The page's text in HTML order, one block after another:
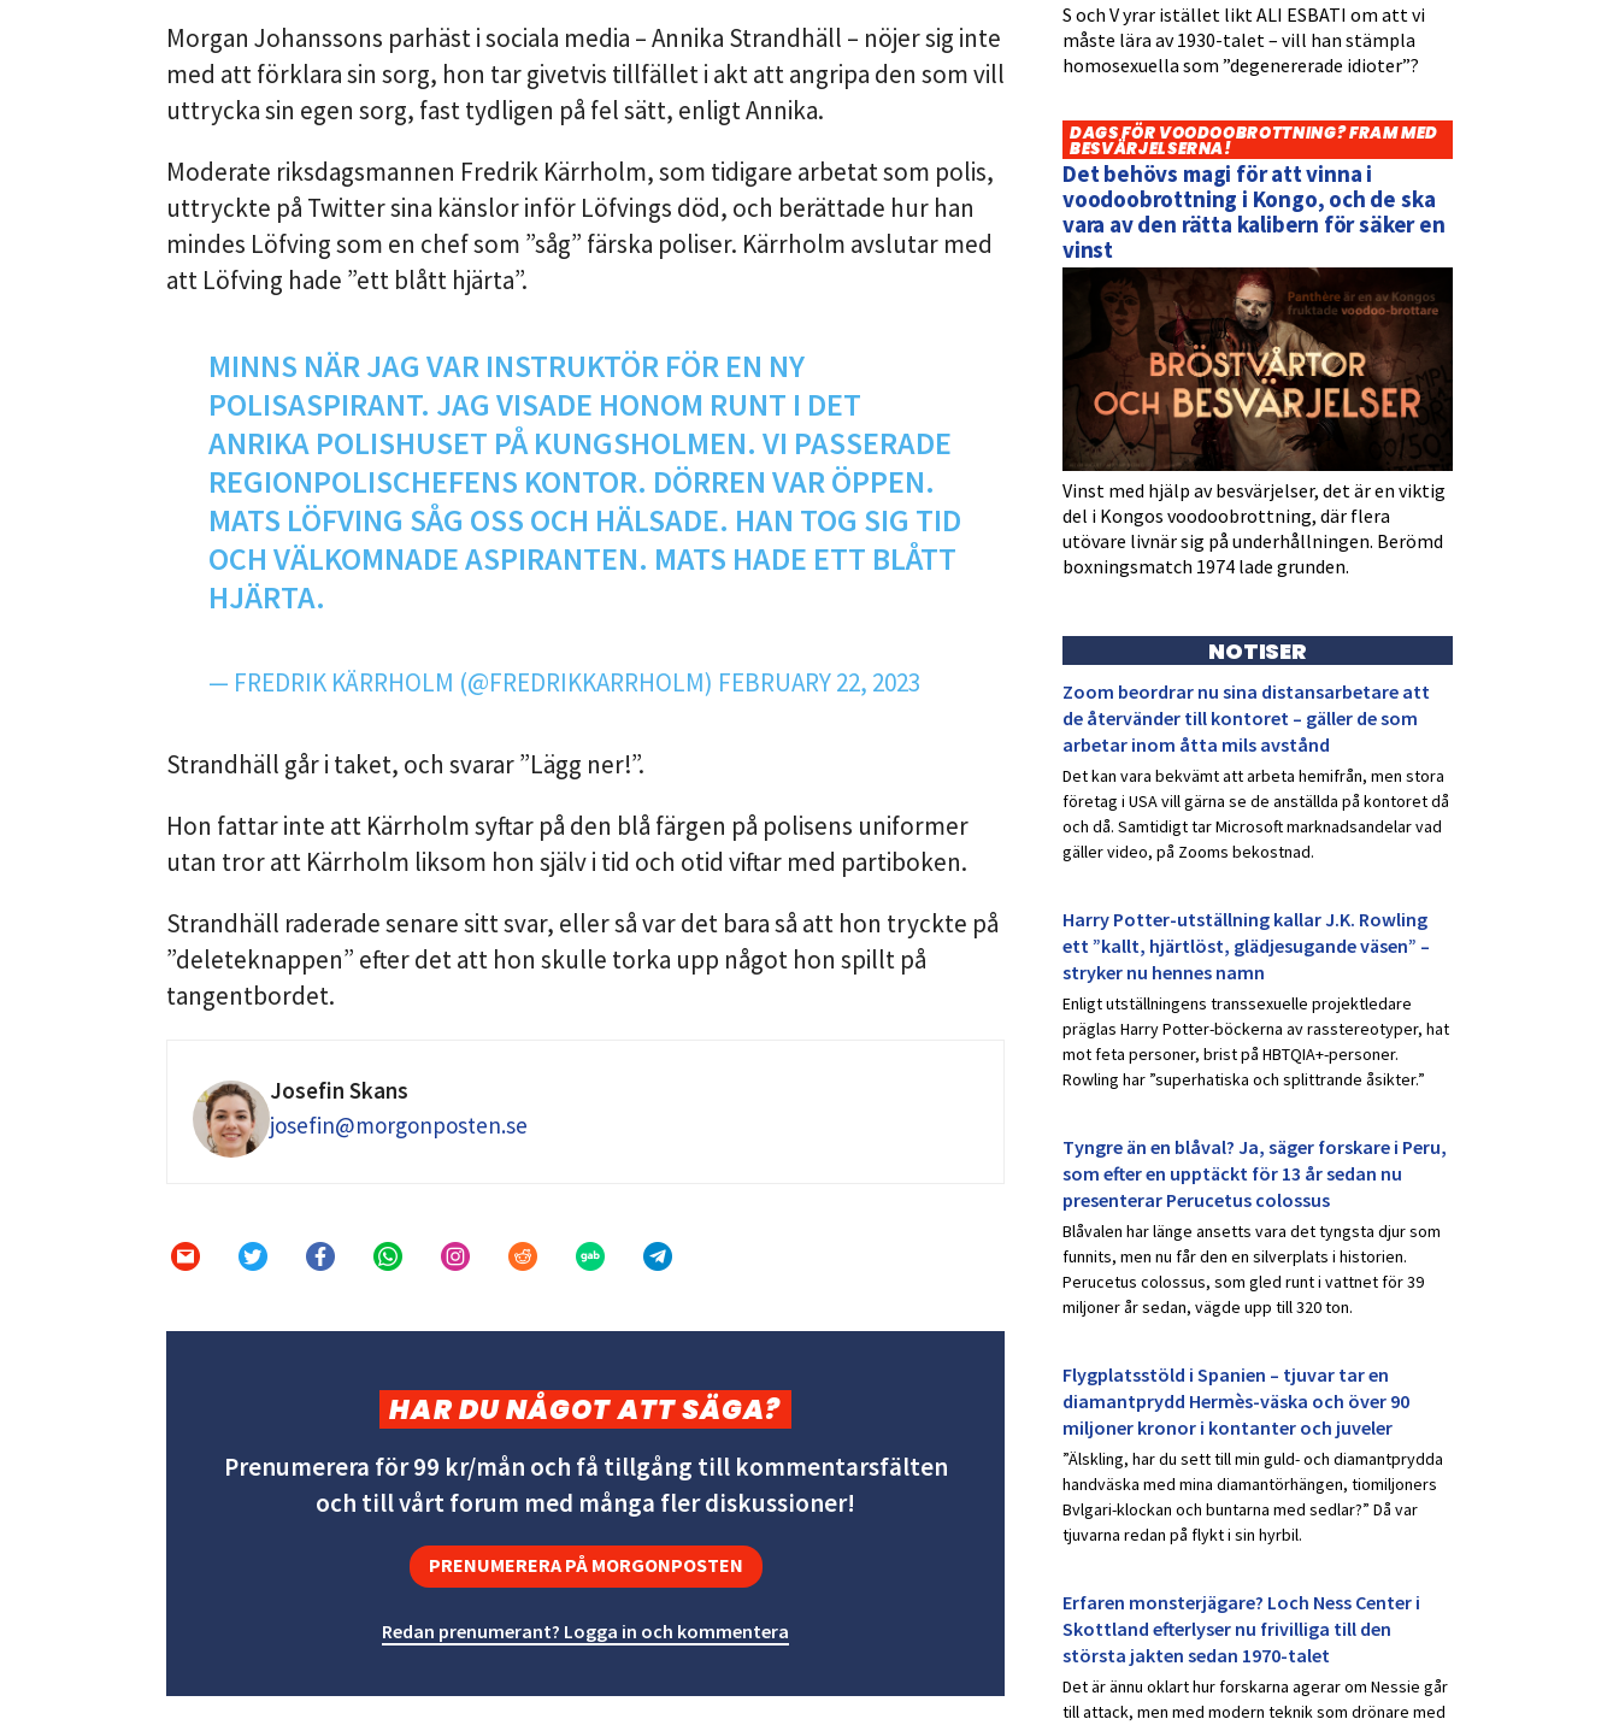
Morgan Johanssons parhäst i sociala media – Annika Strandhäll – nöjer sig inte
med att förklara sin sorg, hon tar givetvis tillfället i akt att angripa den som vill
uttrycka sin egen sorg, fast tydligen på fel sätt, enligt Annika.
Moderate riksdagsmannen Fredrik Kärrholm, som tidigare arbetat som polis,
uttryckte på Twitter sina känslor inför Löfvings död, och berättade hur han
mindes Löfving som en chef som ”såg” färska poliser. Kärrholm avslutar med
att Löfving hade ”ett blått hjärta”.
MINNS NÄR JAG VAR INSTRUKTÖR FÖR EN NY
POLISASPIRANT. JAG VISADE HONOM RUNT I DET
ANRIKA POLISHUSET PÅ KUNGSHOLMEN. VI PASSERADE
REGIONPOLISCHEFENS KONTOR. DÖRREN VAR ÖPPEN.
MATS LÖFVING SÅG OSS OCH HÄLSADE. HAN TOG SIG TID
OCH VÄLKOMNADE ASPIRANTEN. MATS HADE ETT BLÅTT
HJÄRTA.
— FREDRIK KÄRRHOLM (@FREDRIKKARRHOLM) FEBRUARY 22, 2023
Strandhäll går i taket, och svarar ”Lägg ner!”.
Hon fattar inte att Kärrholm syftar på den blå färgen på polisens uniformer
utan tror att Kärrholm liksom hon själv i tid och otid viftar med partiboken.
Strandhäll raderade senare sitt svar, eller så var det bara så att hon tryckte på
”deleteknappen” efter det att hon skulle torka upp något hon spillt på
tangentbordet.
Josefin Skans
josefin@morgonposten.se
HAR DU NÅGOT ATT SÄGA?
Prenumerera för 99 kr/mån och få tillgång till kommentarsfälten
och till vårt forum med många fler diskussioner!
PRENUMERERA PÅ MORGONPOSTEN
Redan prenumerant? Logga in och kommentera
S och V yrar istället likt ALI ESBATI om att vi
måste lära av 1930-talet – vill han stämpla
homosexuella som ”degenererade idioter”?
DAGS FÖR VOODOOBROTTNING? FRAM MED
BESVÄRJELSERNA!
Det behövs magi för att vinna i
voodoobrottning i Kongo, och de ska
vara av den rätta kalibern för säker en
vinst
Vinst med hjälp av besvärjelser, det är en viktig
del i Kongos voodoobrottning, där flera
utövare livnär sig på underhållningen. Berömd
boxningsmatch 1974 lade grunden.
NOTISER
Zoom beordrar nu sina distansarbetare att
de återvänder till kontoret – gäller de som
arbetar inom åtta mils avstånd
Det kan vara bekvämt att arbeta hemifrån, men stora
företag i USA vill gärna se de anställda på kontoret då
och då. Samtidigt tar Microsoft marknadsandelar vad
gäller video, på Zooms bekostnad.
Harry Potter-utställning kallar J.K. Rowling
ett ”kallt, hjärtlöst, glädjesugande väsen” –
stryker nu hennes namn
Enligt utställningens transsexuelle projektledare
präglas Harry Potter-böckerna av rasstereotyper, hat
mot feta personer, brist på HBTQIA+-personer.
Rowling har ”superhatiska och splittrande åsikter.”
Tyngre än en blåval? Ja, säger forskare i Peru,
som efter en upptäckt för 13 år sedan nu
presenterar Perucetus colossus
Blåvalen har länge ansetts vara det tyngsta djur som
funnits, men nu får den en silverplats i historien.
Perucetus colossus, som gled runt i vattnet för 39
miljoner år sedan, vägde upp till 320 ton.
Flygplatsstöld i Spanien – tjuvar tar en
diamantprydd Hermès-väska och över 90
miljoner kronor i kontanter och juveler
”Älskling, har du sett till min guld- och diamantprydda
handväska med mina diamantörhängen, tiomiljoners
Bvlgari-klockan och buntarna med sedlar?” Då var
tjuvarna redan på flykt i sin hyrbil.
Erfaren monsterjägare? Loch Ness Center i
Skottland efterlyser nu frivilliga till den
största jakten sedan 1970-talet
Det är ännu oklart hur forskarna agerar om Nessie går
till attack, men med modern teknik som drönare med